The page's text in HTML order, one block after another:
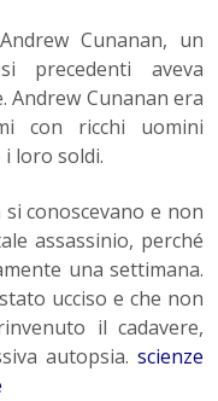
Cunanan, un
aveva
Cunanan era
con ricchi uomini
loro soldi.
conoscevano e non
assassinio, perché
una settimana.
ucciso e che non
il cadavere,
autopsia. scienze